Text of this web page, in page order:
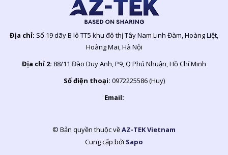
Địa chỉ: Số 19 dãy B lô TT5 khu đô thị Tây Nam Linh Đàm, Hoàng Liệt,
Hoàng Mai, Hà Nội
Địa chỉ 2: 88/11 Đào Duy Anh, P9, Q Phú Nhuận, Hồ Chí Minh
Số điện thoại: 0972225586 (Huy)
Email:
© Bản quyền thuộc vềAZ-TEK Vietnam
Cung cấp bởi Sapo